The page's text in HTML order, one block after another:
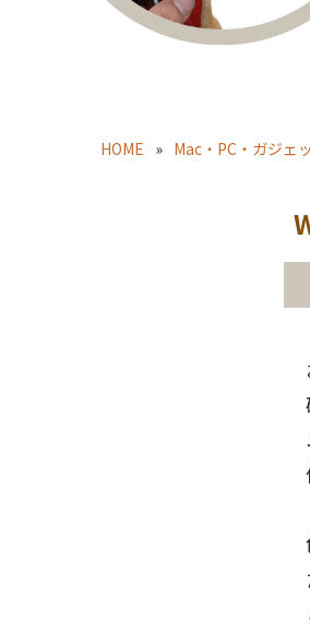
HOME Mac・PC・ガジェ